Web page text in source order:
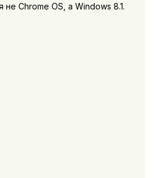
не Chrome OS, а Windows 8.1.